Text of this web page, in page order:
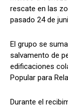
rescate en las
pasado 24 de
El grupo se
salvamento de
edificaciones
Popular para
Durante el